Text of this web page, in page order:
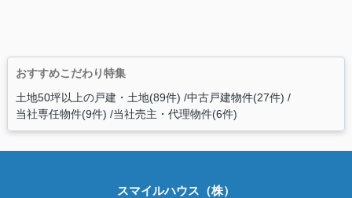
おすすめこだわり特集
土地50坪以上の戸建・土地(89件) 中古戸建物件(27件)
当社専任物件(9件) 当社売主・代理物件(6件)
スマイルハウス（株）